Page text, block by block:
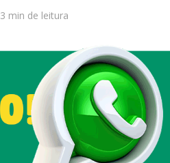
3 min de leitura